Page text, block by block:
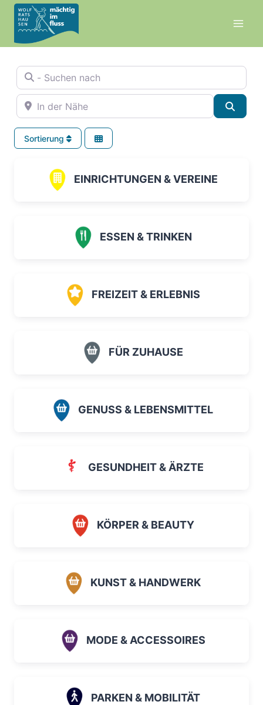
Zum
Inhalt
springen
- Suchen nach
In der Nähe
Sortierung
EINRICHTUNGEN & VEREINE
ESSEN & TRINKEN
FREIZEIT & ERLEBNIS
FÜR ZUHAUSE
GENUSS & LEBENSMITTEL
GESUNDHEIT & ÄRZTE
KÖRPER & BEAUTY
KUNST & HANDWERK
MODE & ACCESSOIRES
PARKEN & MOBILITÄT